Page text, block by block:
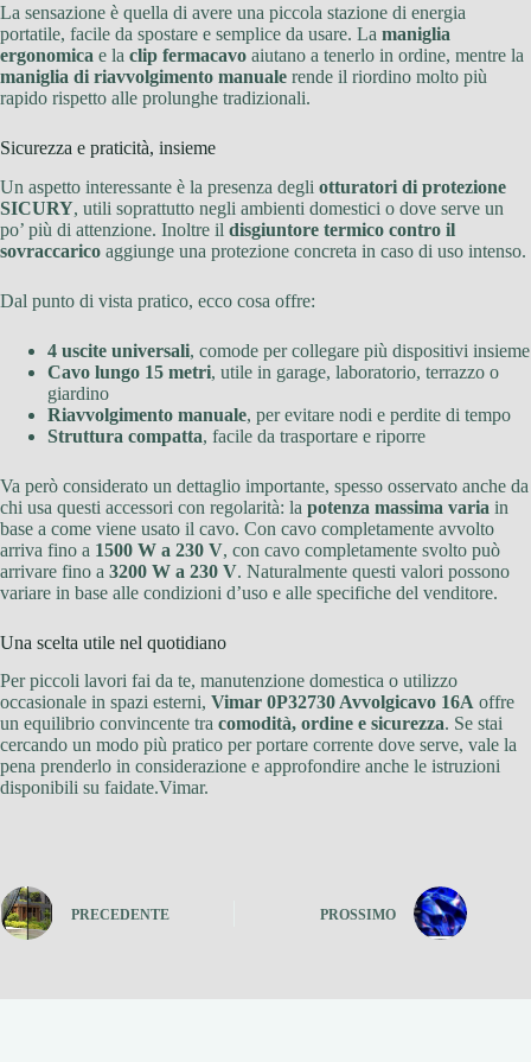
La sensazione è quella di avere una piccola stazione di energia
portatile, facile da spostare e semplice da usare. La maniglia
ergonomica e la clip fermacavo aiutano a tenerlo in ordine, mentre la
maniglia di riavvolgimento manuale rende il riordino molto più
rapido rispetto alle prolunghe tradizionali.
Sicurezza e praticità, insieme
Un aspetto interessante è la presenza degli otturatori di protezione
SICURY, utili soprattutto negli ambienti domestici o dove serve un
po’ più di attenzione. Inoltre il disgiuntore termico contro il
sovraccarico aggiunge una protezione concreta in caso di uso intenso.
Dal punto di vista pratico, ecco cosa offre:
4 uscite universali, comode per collegare più dispositivi insieme
Cavo lungo 15 metri, utile in garage, laboratorio, terrazzo o
giardino
Riavvolgimento manuale, per evitare nodi e perdite di tempo
Struttura compatta, facile da trasportare e riporre
Va però considerato un dettaglio importante, spesso osservato anche da
chi usa questi accessori con regolarità: la potenza massima varia in
base a come viene usato il cavo. Con cavo completamente avvolto
arriva fino a 1500 W a 230 V, con cavo completamente svolto può
arrivare fino a 3200 W a 230 V. Naturalmente questi valori possono
variare in base alle condizioni d’uso e alle specifiche del venditore.
Una scelta utile nel quotidiano
Per piccoli lavori fai da te, manutenzione domestica o utilizzo
occasionale in spazi esterni, Vimar 0P32730 Avvolgicavo 16A offre
un equilibrio convincente tra comodità, ordine e sicurezza. Se stai
cercando un modo più pratico per portare corrente dove serve, vale la
pena prenderlo in considerazione e approfondire anche le istruzioni
disponibili su faidate.Vimar.
PRECEDENTE PROSSIMO